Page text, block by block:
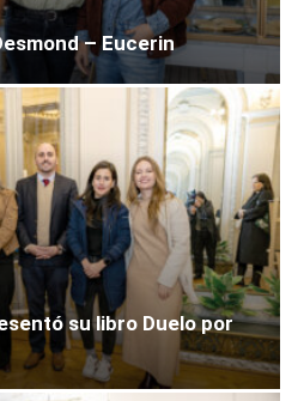
– Eucerin
su libro Duelo por